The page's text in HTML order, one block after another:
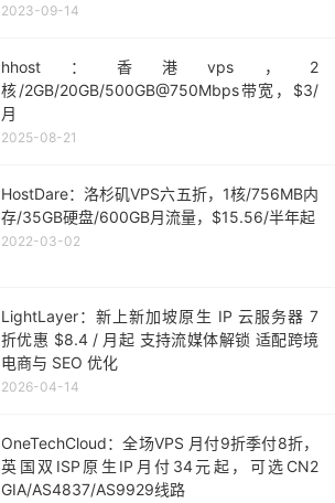
2023-09-14
hhost：香港vps，2
核/2GB/20GB/500GB@750Mbps带宽，$3/
月
2025-08-21
HostDare：洛杉矶VPS六五折，1核/756MB内
存/35GB硬盘/600GB月流量，$15.56/半年起
2022-03-02
LightLayer：新上新加坡原生 IP 云服务器 7
折优惠 $8.4 / 月起 支持流媒体解锁 适配跨境
电商与 SEO 优化
2026-04-14
OneTechCloud：全场VPS 月付9折季付8折，
英国双ISP原生IP月付34元起，可选CN2
GIA/AS4837/AS9929线路